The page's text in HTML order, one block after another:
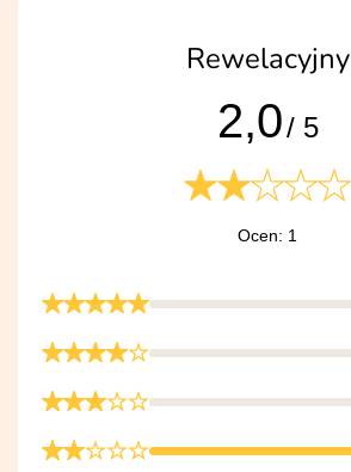
Rewelacyjny
2,0/ 5
Ocen: 1